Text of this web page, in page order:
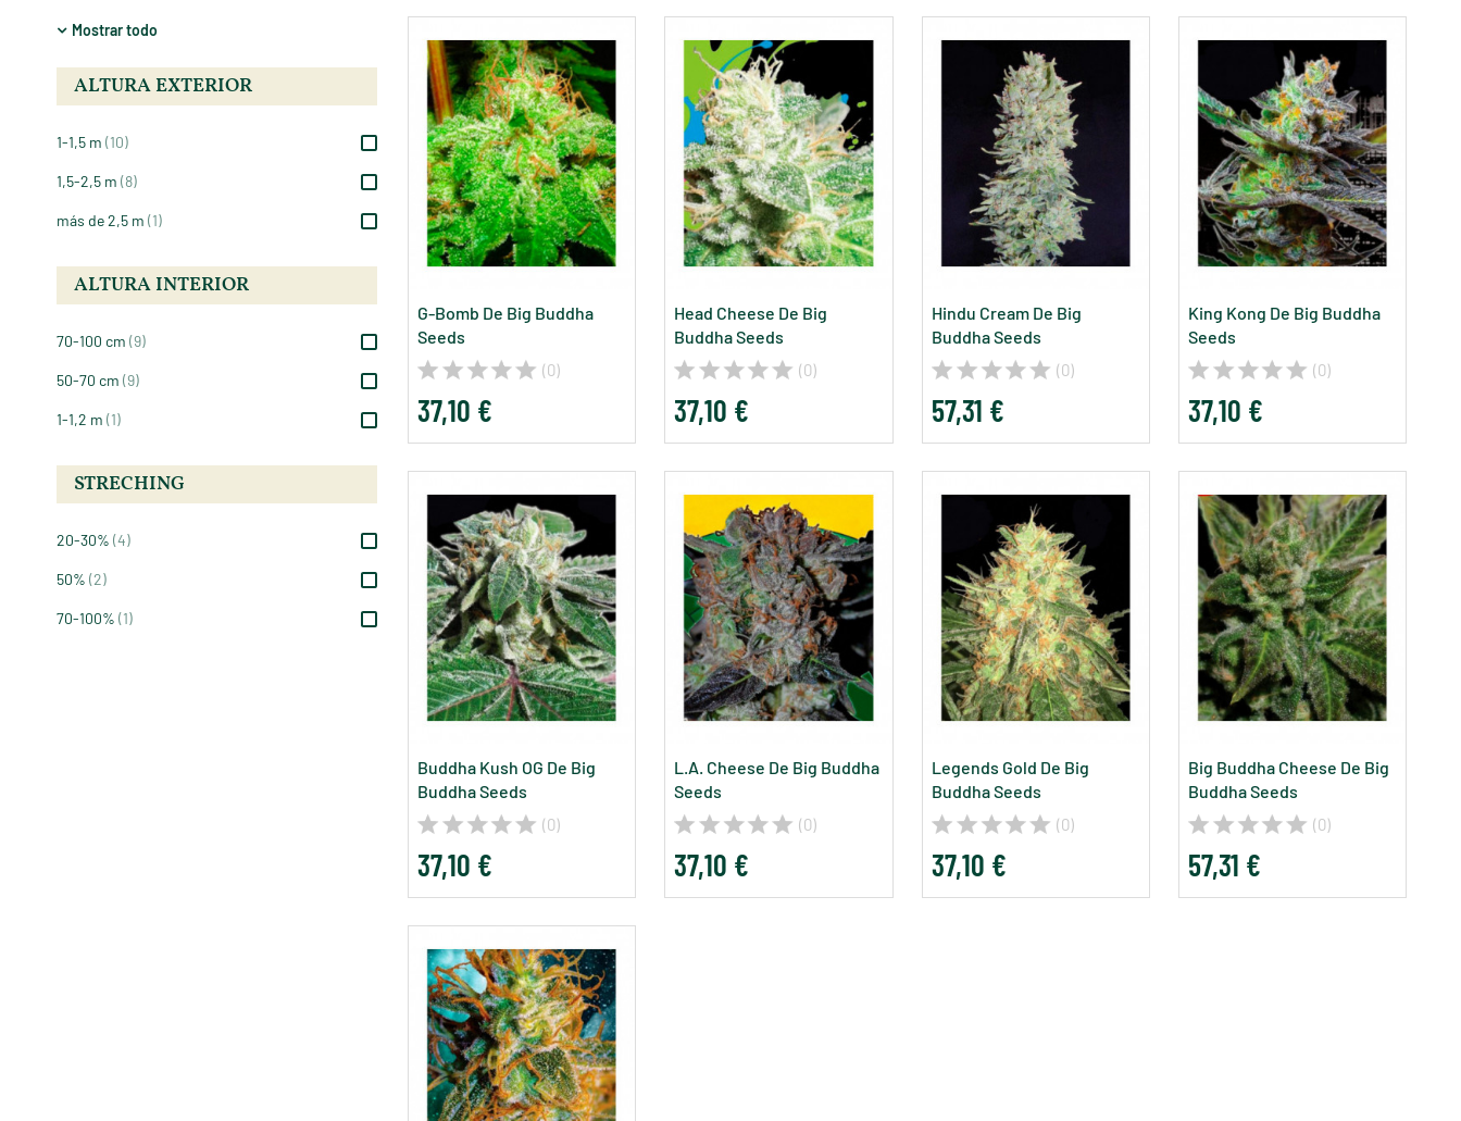
Mostrar todo
ALTURA EXTERIOR
1-1,5 m (10)
1,5-2,5 m (8)
más de 2,5 m (1)
ALTURA INTERIOR
70-100 cm (9)
50-70 cm (9)
1-1,2 m (1)
STRECHING
20-30% (4)
50% (2)
70-100% (1)
G-Bomb De Big Buddha
Seeds
(0)
37,10 €
Head Cheese De Big
Buddha Seeds
(0)
37,10 €
Hindu Cream De Big
Buddha Seeds
(0)
57,31 €
King Kong De Big Buddha
Seeds
(0)
37,10 €
Buddha Kush OG De Big
Buddha Seeds
(0)
37,10 €
L.A. Cheese De Big Buddha
Seeds
(0)
37,10 €
Legends Gold De Big
Buddha Seeds
(0)
37,10 €
Big Buddha Cheese De Big
Buddha Seeds
(0)
57,31 €